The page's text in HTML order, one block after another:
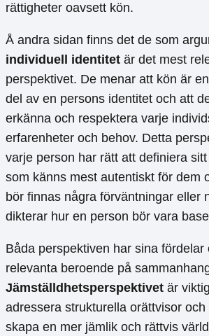
rättigheter oavsett kön.
Å andra sidan finns det de som
individuell identitet är det mest
perspektivet. De menar att kön är
del av en persons identitet och att
erkänna och respektera varje
erfarenheter och behov. Detta
varje person har rätt att definiera
som känns mest autentiskt för dem
bör finnas några förväntningar eller
dikterar hur en person bör vara
Båda perspektiven har sina fördelar
relevanta beroende på
Jämställdhetsperspektivet är
adressera strukturella orättvisor
skapa en mer jämlik och rättvis